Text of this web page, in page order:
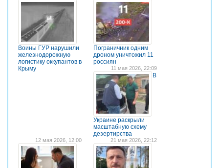
Воины ГУР нарушили
железнодорожную
логистику оккупантов в
Крыму
Пограничник одним
дроном уничтожил 11
россиян
11 мая 2026, 22:09
В
Украине раскрыли
масштабную схему
дезертирства
12 мая 2026, 12:00 21 мая 2026, 22:12